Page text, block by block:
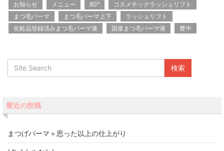
お知らせ メニュー 80°
コスメチックラッシュリフト
まつ毛パーマ
まつ毛パーマ上下
ラッシュリフト
化粧品登録済みまつ毛パーマ液
国産まつ毛パーマ液 豊中
最近の投稿
まつげパーマ＋思った以上の仕上がり